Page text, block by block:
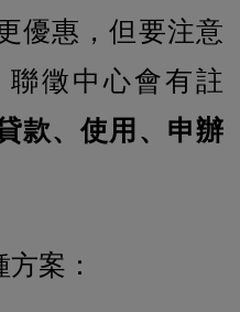
優惠，但要注意
徵中心會有註
款、使用、申辦
案：